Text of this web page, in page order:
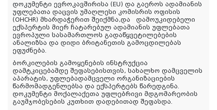
დოკუმენტი ევროკავშირისა (EU) და გაეროს ადამიანის
უფლებათა დაცვის უმაღლესი კომისრის ოფისის
(OHCHR) მხარდაჭერით შეიქმნა,და
დამოუკიდებელი
ექსპერტის მიერ ჩატარებულ ადამიანის უფლებათა
ევროპული სასამართლოს გადაწყვეტილებების
ანალიზსა და დიდი ბრიტანეთის გამოცდილებას
ეფუძნება.
ბორკილების გამოყენების ინსტრუქცია
დამტკიცებამდე შეფასებისთვის, სახალხო დამცველის
აპარატის, უფლებადამცველი ორგანიზაციების
წარმომადგენლებსა და ექსპერტებს წარედგინა.
დოკუმენტი მოქალაქეთა უფლებრივი მდგომარეობის
გაუმჯობესების კუთხით დადებითად შეფასდა.